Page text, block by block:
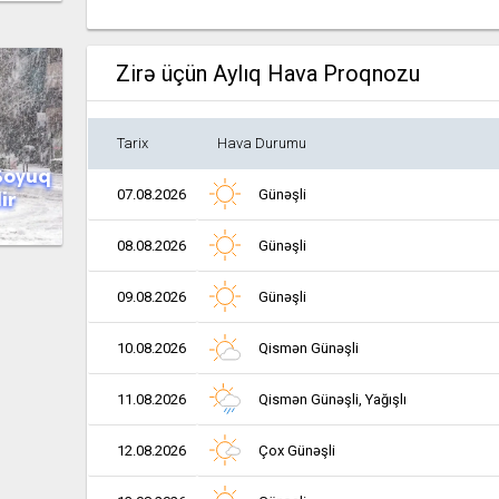
Zirə üçün Aylıq Hava Proqnozu
Tarix Hava Durumu
07.08.2026 Günəşli
08.08.2026 Günəşli
09.08.2026 Günəşli
10.08.2026 Qismən Günəşli
11.08.2026 Qismən Günəşli, Yağışlı
12.08.2026 Çox Günəşli